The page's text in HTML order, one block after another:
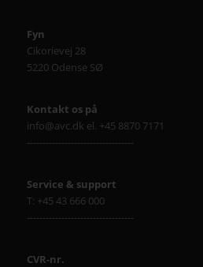
Fyn
Cikorievej 28
5220 Odense SØ
Kontakt os på
info@avc.dk el. +45 8870 7171
----------------------------------
Service & support
T: +45 43 666 000
----------------------------------
CVR-nr.